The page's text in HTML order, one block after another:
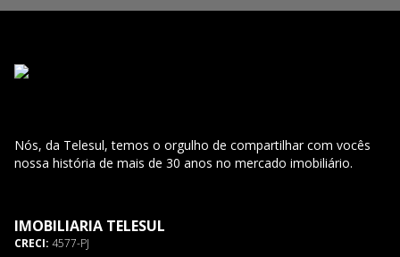
Nós, da Telesul, temos o orgulho de compartilhar com vocês
nossa história de mais de 30 anos no mercado imobiliário.
IMOBILIARIA TELESUL
CRECI: 4577-PJ